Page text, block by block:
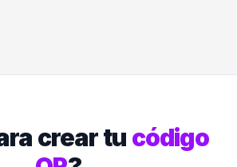
crear tu código